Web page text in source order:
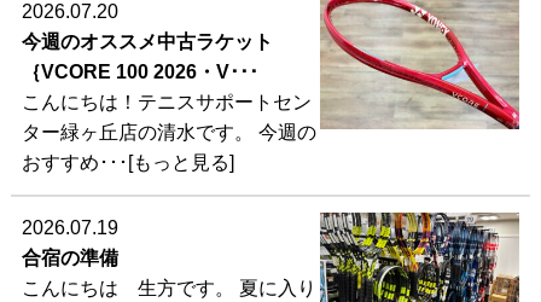
2026.07.20
今週のオススメ中古ラケット
｛VCORE 100 2026・V･･･
こんにちは！テニスサポートセン
ター緑ヶ丘店の清水です。 今週の
おすすめ･･･[もっと見る]
2026.07.19
合宿の準備
こんにちは 生方です。 夏に入り